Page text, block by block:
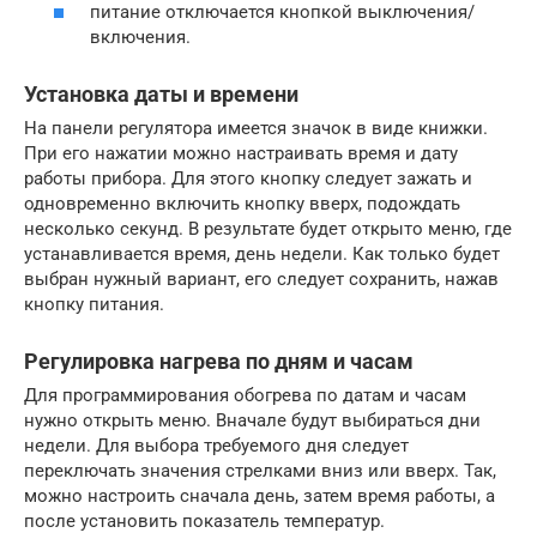
питание отключается кнопкой выключения/
включения.
Установка даты и времени
На панели регулятора имеется значок в виде книжки.
При его нажатии можно настраивать время и дату
работы прибора. Для этого кнопку следует зажать и
одновременно включить кнопку вверх, подождать
несколько секунд. В результате будет открыто меню, где
устанавливается время, день недели. Как только будет
выбран нужный вариант, его следует сохранить, нажав
кнопку питания.
Регулировка нагрева по дням и часам
Для программирования обогрева по датам и часам
нужно открыть меню. Вначале будут выбираться дни
недели. Для выбора требуемого дня следует
переключать значения стрелками вниз или вверх. Так,
можно настроить сначала день, затем время работы, а
после установить показатель температур.